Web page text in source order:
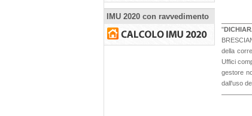
IMU 2020 con ravvedimento
"
della
Uffici
gestore
dall'uso